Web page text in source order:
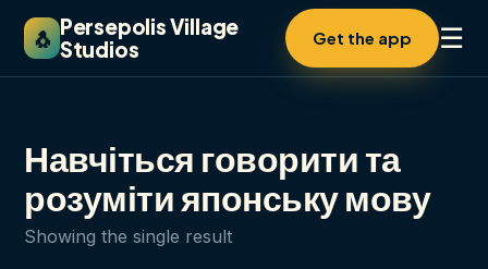
🐧 Persepolis Village
Studios
Get the app ☰
Навчіться говорити та
розуміти японську мову
Showing the single result